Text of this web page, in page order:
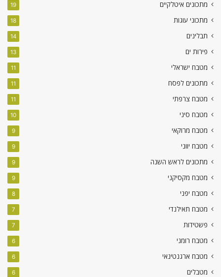
מתכונים איטלקיים 19
מתכוני עוגות 18
תבלינים 14
פירות ים 13
מטבח ישראלי 11
מתכונים לפסח 11
מטבח צרפתי 11
מטבח סיני 10
מטבח מרוקאי 9
מטבח יווני 9
מתכונים לראש השנה 9
מטבח מקסיקני 9
מטבח יפני 8
מטבח תאילנדי 7
פשטידות 7
מטבח רומני 6
מטבח ארגנטינאי 6
מטבלים 6